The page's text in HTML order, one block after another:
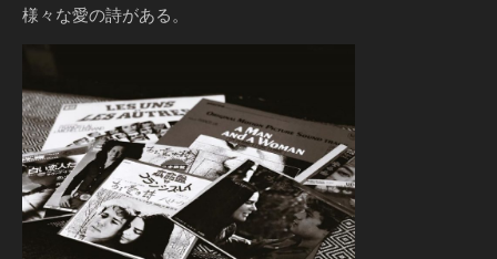
様々な愛の詩がある。